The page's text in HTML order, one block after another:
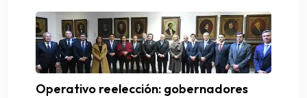
Operativo reelección: gobernadores